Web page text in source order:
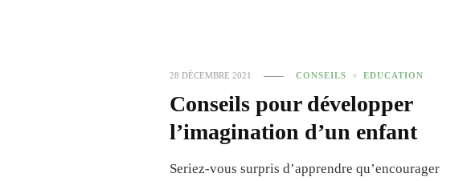
28 DÉCEMBRE 2021 CONSEILS EDUCATION
Conseils pour développer
l’imagination d’un enfant
Seriez-vous surpris d’apprendre qu’encourager